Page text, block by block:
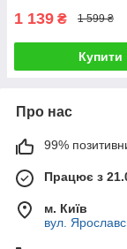
1 139 ₴ 1 599 ₴
Купити
Про нас
99%
Працює з
м. Київ
вул.